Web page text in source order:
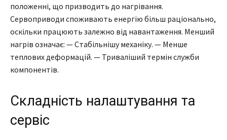
положенні, що призводить до нагрівання.
Сервоприводи споживають енергію більш раціонально,
оскільки працюють залежно від навантаження. Менший
нагрів означає: — Стабільнішу механіку. — Менше
теплових деформацій. — Триваліший термін служби
компонентів.
Складність налаштування та
сервіс